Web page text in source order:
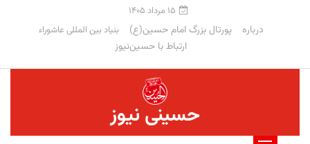
۱۵ مرداد ۱۴۰۵
درباره پورتال بزرگ امام حسین(ع) بنیاد بین المللی عاشوراء
ارتباط با حسین‌نیوز
حسینی نیوز